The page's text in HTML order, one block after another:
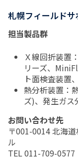
札幌フィールド
担当製品群
Ｘ線回折装置
リーズ、
ト面検査装置
熱分析装置：
ズ)、発生ガス
お問い合わせ先
〒001-0014 北海
ル
TEL 011-709-